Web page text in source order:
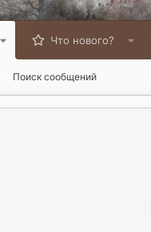
Что нового?
Поиск сообщений